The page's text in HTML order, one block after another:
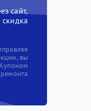
сайт,
скидка
вы